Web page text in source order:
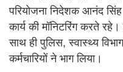
परियोजना निदेशक आनंद
कार्य की मॉनिटरिंग करते
साथ ही पुलिस, स्वास्थ्य
कर्मचारियों ने भाग लिया।